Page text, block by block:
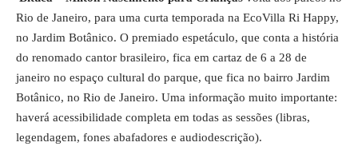
Rio de Janeiro, para uma curta temporada na EcoVilla Ri Happy,
no Jardim Botânico. O premiado espetáculo, que conta a história
do renomado cantor brasileiro, fica em cartaz de 6 a 28 de
janeiro no espaço cultural do parque, que fica no bairro Jardim
Botânico, no Rio de Janeiro. Uma informação muito importante:
haverá acessibilidade completa em todas as sessões (libras,
legendagem, fones abafadores e audiodescrição).